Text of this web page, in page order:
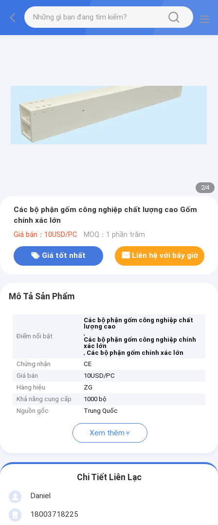
2/4
Các bộ phận gốm công nghiệp chất lượng cao Gốm
chính xác lớn
Giá bán：10USD/PC MOQ：1 phần trăm
Giá tốt nhất Liên hệ với bây giờ
Mô Tả Sản Phẩm
Điểm nổi bật
Các bộ phận gốm công nghiệp chất
lượng cao
,
Các bộ phận gốm công nghiệp chính
xác lớn
, Các bộ phận gốm chính xác lớn
Chứng nhận
CE
Giá bán
10USD/PC
Hàng hiệu
ZG
Khả năng cung cấp
1000 bộ
Nguồn gốc
Trung Quốc
Xem thêm
Chi Tiết Liên Lạc
Daniel
18003718225